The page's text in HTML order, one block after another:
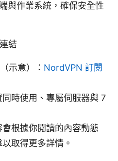
與作業系統，確保安全性
結
示意）： NordVPN 訂閱
時使用、專屬伺服器與 7
根據你閱讀的內容動態
取得更多詳情。